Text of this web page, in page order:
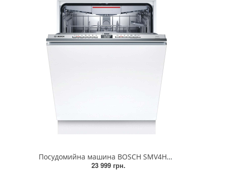
Посудомийна машина BOSCH SMV4HVX00K
23 999 грн.